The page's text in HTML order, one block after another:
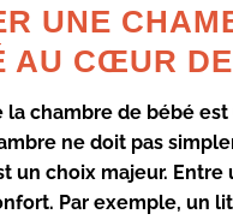
UNE
AU CŒUR
la chambre de bébé
ne doit pas
un choix majeur.
Par exemple, un